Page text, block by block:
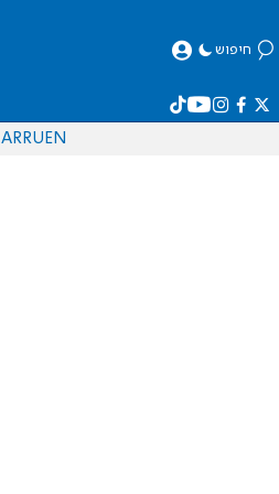
חיפוש
EN
RU
AR